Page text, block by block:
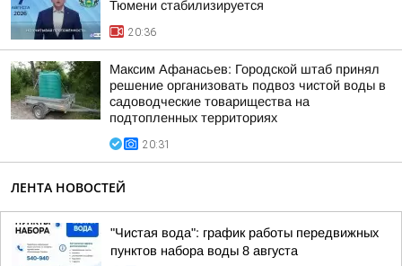
Тюмени стабилизируется
20:36
Максим Афанасьев: Городской штаб принял
решение организовать подвоз чистой воды в
садоводческие товарищества на
подтопленных территориях
20:31
ЛЕНТА НОВОСТЕЙ
"Чистая вода": график работы передвижных
пунктов набора воды 8 августа